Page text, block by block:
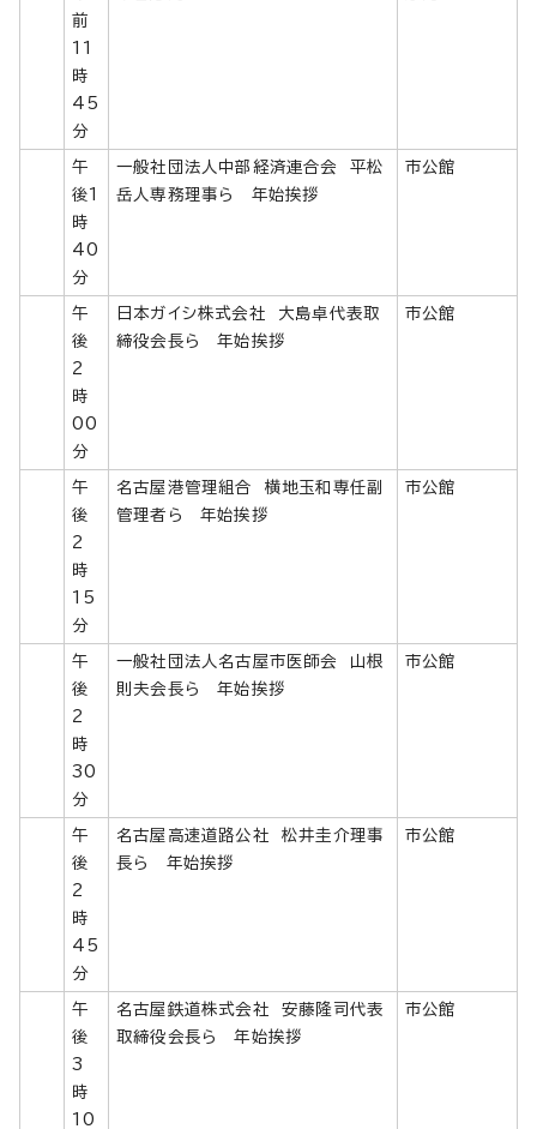
前
11
時
45
分
午
後1
時
40
分
一般社団法人中部経済連合会 平松
岳人専務理事ら 年始挨拶
市公館
午
後
2
時
00
分
日本ガイシ株式会社 大島卓代表取
締役会長ら 年始挨拶
市公館
午
後
2
時
15
分
名古屋港管理組合 横地玉和専任副
管理者ら 年始挨拶
市公館
午
後
2
時
30
分
一般社団法人名古屋市医師会 山根
則夫会長ら 年始挨拶
市公館
午
後
2
時
45
分
名古屋高速道路公社 松井圭介理事
長ら 年始挨拶
市公館
午
後
3
時
10
名古屋鉄道株式会社 安藤隆司代表
取締役会長ら 年始挨拶
市公館